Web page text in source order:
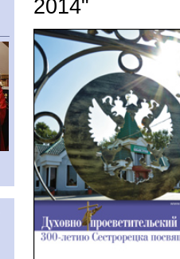
2014"